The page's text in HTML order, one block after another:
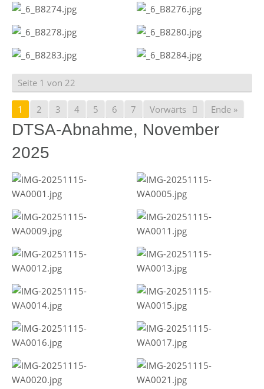
Seite 1 von 22
1 2 3 4 5 6 7 Vorwärts Ende »
DTSA-Abnahme, November
2025